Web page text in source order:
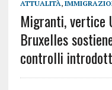
ATTUALITÀ,
Migranti, vertice
Bruxelles
controlli